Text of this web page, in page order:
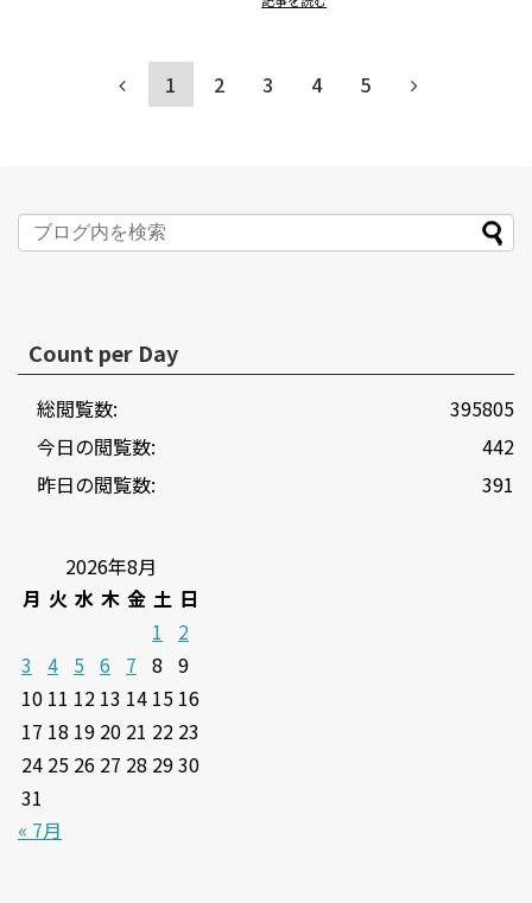
1 2 3 4 5
Count per Day
395805
総閲覧数:
442
今日の閲覧数:
391
昨日の閲覧数:
2026年8月
月 火 水 木 金 土 日
1
2
3 4 5 6 7 8 9
10 11 12 13 14 15 16
17 18 19 20 21 22 23
24 25 26 27 28 2930
31
« 7月